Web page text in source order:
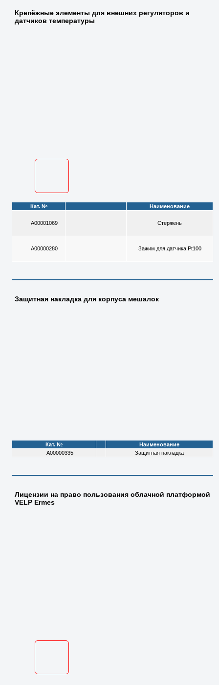
Крепёжные элементы для внешних регуляторов и
датчиков температуры
Кат. № Наименование
A00001069 Стержень
A00000280 Зажим для датчика Pt100
Защитная накладка для корпуса мешалок
Кат. №
Наименование
A00000335
Защитная накладка
Лицензии на право пользования облачной платформой
VELP Ermes